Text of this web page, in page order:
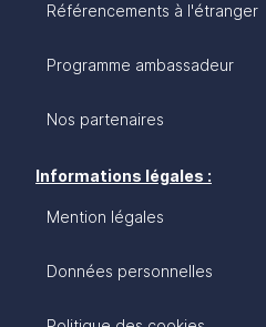
Référencements à l'étranger
Programme ambassadeur
Nos partenaires
Informations légales :
Mention légales
Données personnelles